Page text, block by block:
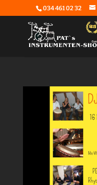
034 461 02 32